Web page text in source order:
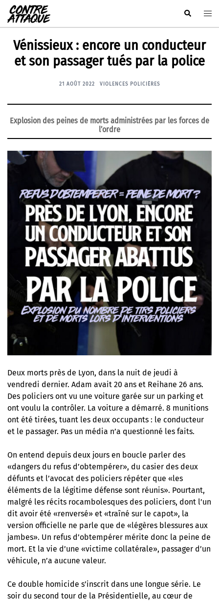
Aller
au
contenu
Rechercher
Vénissieux : encore un conducteur
et son passager tués par la police
21 AOÛT 2022 VIOLENCES POLICIÈRES
Explosion des peines de morts administrées par les forces de
l’ordre
Deux morts près de Lyon, dans la nuit de jeudi à
vendredi dernier. Adam avait 20 ans et Reihane 26 ans.
Des policiers ont vu une voiture garée sur un parking et
ont voulu la contrôler. La voiture a démarré. 8 munitions
ont été tirées, tuant les deux occupants : le conducteur
et le passager. Pas un média n’a questionné les faits.
On entend depuis deux jours en boucle parler des
«dangers du refus d’obtempérer», du casier des deux
défunts et l’avocat des policiers répéter que «les
éléments de la légitime défense sont réunis». Pourtant,
malgré les récits rocambolesques des policiers, dont l’un
dit avoir été «renversé» et «traîné sur le capot», la
version officielle ne parle que de «légères blessures aux
jambes». Un refus d’obtempérer mérite donc la peine de
mort. Et la vie d’une «victime collatérale», passager d’un
véhicule, n’a aucune valeur.
Ce double homicide s’inscrit dans une longue série. Le
soir du second tour de la Présidentielle, au cœur de